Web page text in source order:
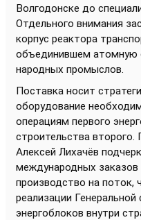
Волгодонске до
Отдельного внимания
корпус реактора
объединившем атомную
народных промыслов.
Поставка носит
оборудование
операциям первого
строительства
Алексей Лихачёв
международных заказов
производство на поток,
реализации
энергоблоков внутри